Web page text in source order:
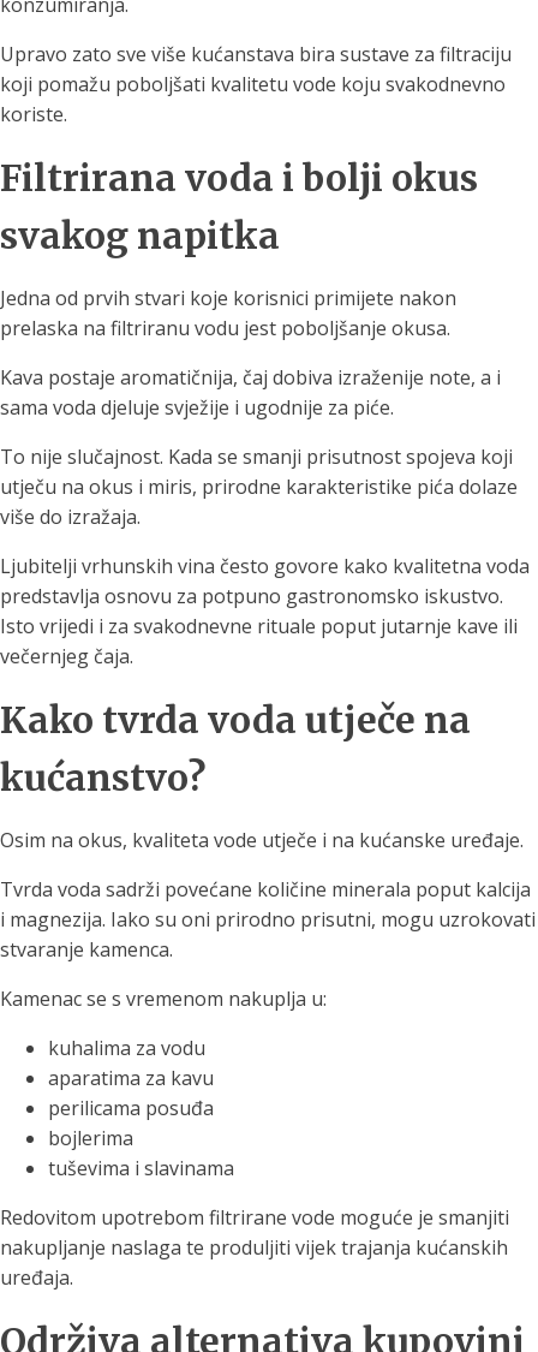
Upravo zato sve više kućanstava bira sustave za filtraciju
koji pomažu poboljšati kvalitetu vode koju svakodnevno
koriste.
Filtrirana voda i bolji okus
svakog napitka
Jedna od prvih stvari koje korisnici primijete nakon
prelaska na filtriranu vodu jest poboljšanje okusa.
Kava postaje aromatičnija, čaj dobiva izraženije note, a i
sama voda djeluje svježije i ugodnije za piće.
To nije slučajnost. Kada se smanji prisutnost spojeva koji
utječu na okus i miris, prirodne karakteristike pića dolaze
više do izražaja.
Ljubitelji vrhunskih vina često govore kako kvalitetna voda
predstavlja osnovu za potpuno gastronomsko iskustvo.
Isto vrijedi i za svakodnevne rituale poput jutarnje kave ili
večernjeg čaja.
Kako tvrda voda utječe na
kućanstvo?
Osim na okus, kvaliteta vode utječe i na kućanske uređaje.
Tvrda voda sadrži povećane količine minerala poput kalcija
i magnezija. Iako su oni prirodno prisutni, mogu uzrokovati
stvaranje kamenca.
Kamenac se s vremenom nakuplja u:
kuhalima za vodu
aparatima za kavu
perilicama posuđa
bojlerima
tuševima i slavinama
Redovitom upotrebom filtrirane vode moguće je smanjiti
nakupljanje naslaga te produljiti vijek trajanja kućanskih
uređaja.
Održiva alternativa kupovini